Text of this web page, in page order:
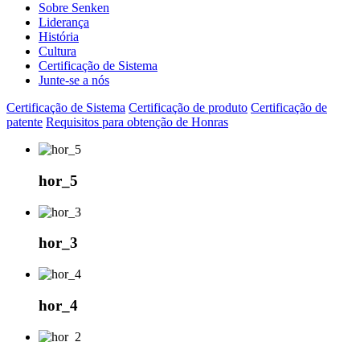
Sobre Senken
Liderança
História
Cultura
Certificação de Sistema
Junte-se a nós
Certificação de Sistema Certificação de produto Certificação de
patente Requisitos para obtenção de Honras
hor_5
hor_3
hor_4